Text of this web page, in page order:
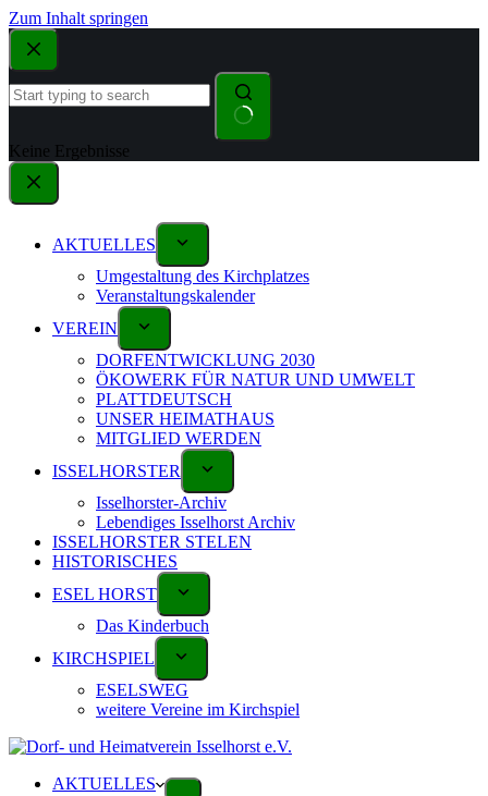
Zum Inhalt springen
Keine Ergebnisse
AKTUELLES
Umgestaltung des Kirchplatzes
Veranstaltungskalender
VEREIN
DORFENTWICKLUNG 2030
ÖKOWERK FÜR NATUR UND UMWELT
PLATTDEUTSCH
UNSER HEIMATHAUS
MITGLIED WERDEN
ISSELHORSTER
Isselhorster-Archiv
Lebendiges Isselhorst Archiv
ISSELHORSTER STELEN
HISTORISCHES
ESEL HORST
Das Kinderbuch
KIRCHSPIEL
ESELSWEG
weitere Vereine im Kirchspiel
AKTUELLES